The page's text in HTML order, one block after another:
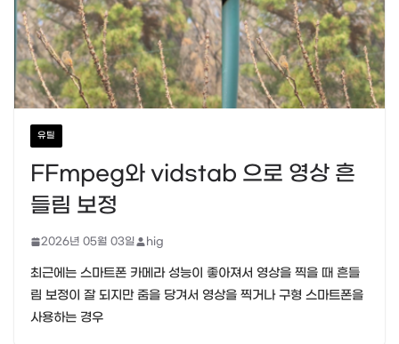
유틸
FFmpeg와 vidstab 으로 영상 흔
들림 보정
2026년 05월 03일 hig
최근에는 스마트폰 카메라 성능이 좋아져서 영상을 찍을 때 흔들
림 보정이 잘 되지만 줌을 당겨서 영상을 찍거나 구형 스마트폰을
사용하는 경우